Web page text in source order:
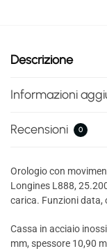
Descrizione
Informazioni
Recensioni 0
Orologio con
Longines L888,
carica. Funzioni data,
Cassa in acciaio
mm, spessore 10,90